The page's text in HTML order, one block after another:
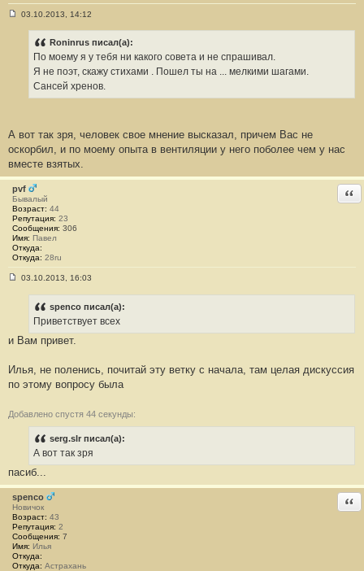
7
03.10.2013, 14:12
Roninrus писал(а):
По моему я у тебя ни какого совета и не спрашивал.
Я не поэт, скажу стихами . Пошел ты на ... мелкими шагами.
Сансей хренов.
А вот так зря, человек свое мнение высказал, причем Вас не
оскорбил, и по моему опыта в вентиляции у него поболее чем у нас
вместе взятых.
pvf
Бывалый
Возраст: 44
Репутация: 23
Сообщения: 306
Имя: Павел
Откуда:
Откуда: 28ru
е
н
#
1
03.10.2013, 16:03
spenco писал(а):
Приветствует всех
и Вам привет.
Илья, не поленись, почитай эту ветку с начала, там целая дискуссия
по этому вопросу была
Добавлено спустя 44 секунды:
serg.slr писал(а):
А вот так зря
пасиб...
spenco
Новичок
Возраст: 43
Репутация: 2
Сообщения: 7
Имя: Илья
Откуда:
Откуда: Астрахань